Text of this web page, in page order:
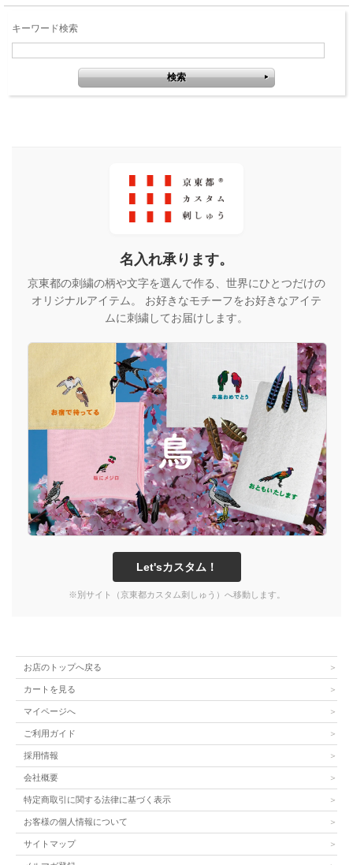
キーワード検索
名入れ承ります。
京東都の刺繍の柄や文字を選んで作る、世界にひとつだけの
オリジナルアイテム。 お好きなモチーフをお好きなアイテ
ムに刺繍してお届けします。
Let'sカスタム！
※別サイト（京東都カスタム刺しゅう）へ移動します。
お店のトップへ戻る
カートを見る
マイページへ
ご利用ガイド
採用情報
会社概要
特定商取引に関する法律に基づく表示
お客様の個人情報について
サイトマップ